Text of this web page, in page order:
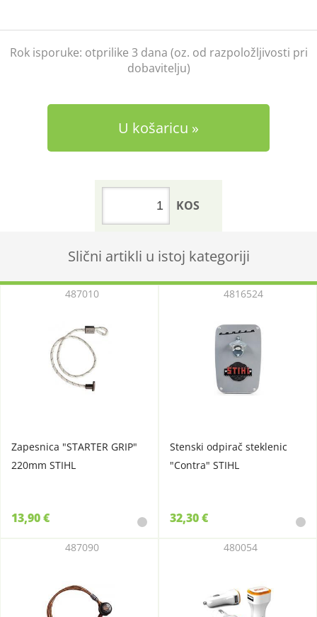
Rok isporuke: otprilike 3 dana (oz. od razpoložljivosti pri
dobavitelju)
U košaricu
KOS
Slični artikli u istoj kategoriji
Zapesnica "STARTER GRIP"
220mm STIHL
487010
13,90 €
Stenski odpirač steklenic
"Contra" STIHL
4816524
32,30 €
487090 480054